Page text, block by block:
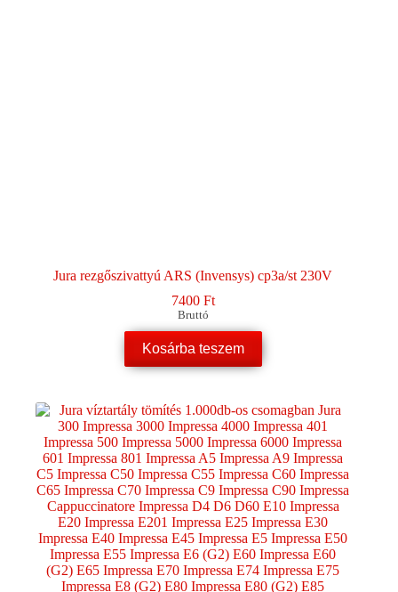
Jura rezgőszivattyú ARS (Invensys) cp3a/st 230V
7400 Ft
Bruttó
Kosárba teszem